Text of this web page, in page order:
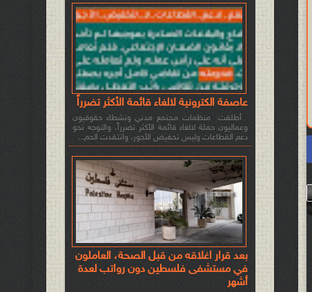
عاصفة الكترونية لالغاء قائمة الأكثر تضرراً
أطلقت منظمات مجتمع مدني ونشطاء حقوقيون
وعماليون حملة لالغاء قائمة الأكثر تضرراً، والتوجه نحو
دعم القطاعات وليس تخفيض الأجور، وانتقدت الحم...
بعد قرار اغلاقه من قبل الصحة، العاملون
في مستشفى فلسطين دون رواتب لعدة
أشهر